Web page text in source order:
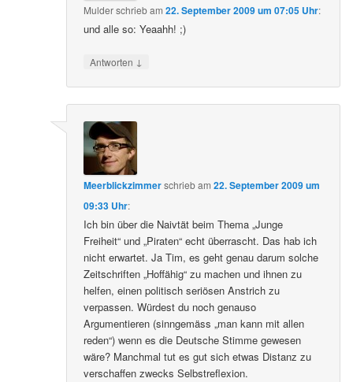
Mulderschriebam22. September 2009 um 07:05 Uhr:
und alle so: Yeaahh! ;)
Antworten ↓
Meerblickzimmerschriebam22. September 2009 um
09:33 Uhr:
Ich bin über die Naivtät beim Thema „Junge
Freiheit“ und „Piraten“ echt überrascht. Das hab ich
nicht erwartet. Ja Tim, es geht genau darum solche
Zeitschriften „Hoffähig“ zu machen und ihnen zu
helfen, einen politisch seriösen Anstrich zu
verpassen. Würdest du noch genauso
Argumentieren (sinngemäss „man kann mit allen
reden“) wenn es die Deutsche Stimme gewesen
wäre? Manchmal tut es gut sich etwas Distanz zu
verschaffen zwecks Selbstreflexion.